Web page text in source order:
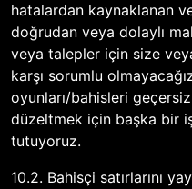
hatalardan kaynaklanan
doğrudan veya dolaylı
veya talepler için size
karşı sorumlu
oyunları/bahisleri
düzeltmek için başka bir
tutuyoruz.
10.2. Bahisçi satırlarını